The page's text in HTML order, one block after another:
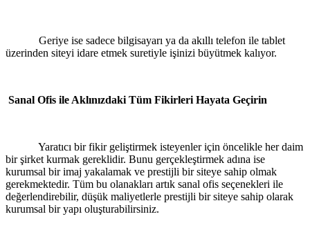
Geriye ise sadece bilgisayarı ya da akıllı telefon ile tablet
üzerinden siteyi idare etmek suretiyle işinizi büyütmek kalıyor.
Sanal Ofis ile Aklınızdaki Tüm Fikirleri Hayata Geçirin
Yaratıcı bir fikir geliştirmek isteyenler için öncelikle her daim
bir şirket kurmak gereklidir. Bunu gerçekleştirmek adına ise
kurumsal bir imaj yakalamak ve prestijli bir siteye sahip olmak
gerekmektedir. Tüm bu olanakları artık sanal ofis seçenekleri ile
değerlendirebilir, düşük maliyetlerle prestijli bir siteye sahip olarak
kurumsal bir yapı oluşturabilirsiniz.